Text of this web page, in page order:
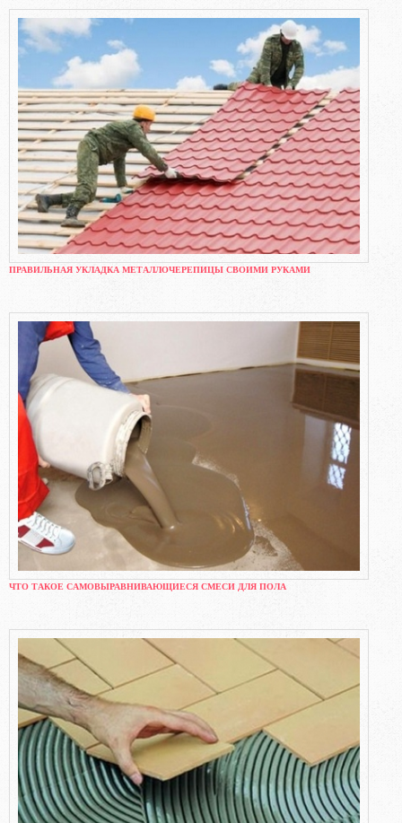
ПРАВИЛЬНАЯ УКЛАДКА МЕТАЛЛОЧЕРЕПИЦЫ СВОИМИ РУКАМИ
ЧТО ТАКОЕ САМОВЫРАВНИВАЮЩИЕСЯ СМЕСИ ДЛЯ ПОЛА